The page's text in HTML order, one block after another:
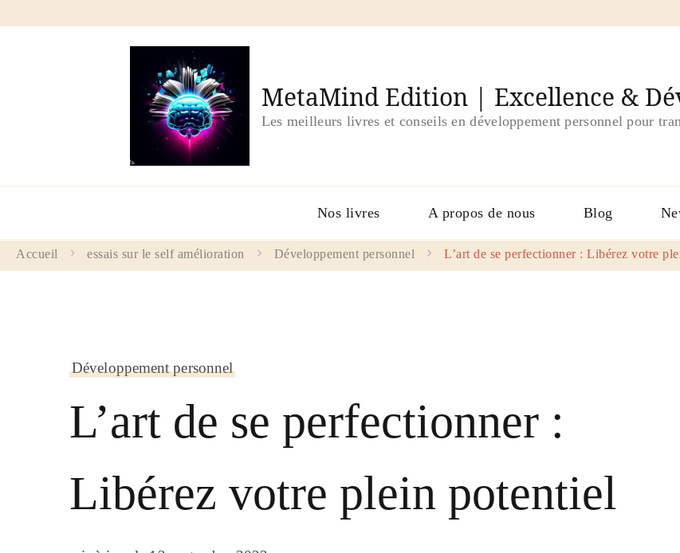
MetaMind Edition | Excellence &
Les meilleurs livres et conseils en développement personnel pour
Nos livres A propos de nous Blog
Accueil essais sur le self amélioration Développement personnel L’art de se perfectionner : Libérez votre
Développement personnel
L’art de se perfectionner :
Libérez votre plein potentiel